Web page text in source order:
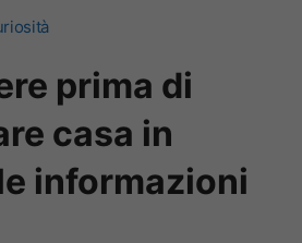
prima di
casa in
informazioni